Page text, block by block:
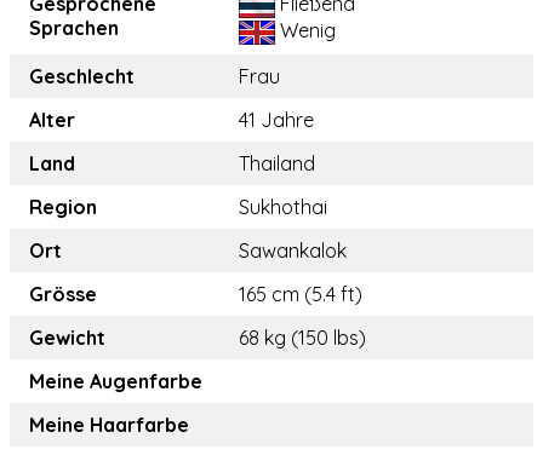
Sprachen
Wenig
Geschlecht
Frau
Alter
41 Jahre
Land
Thailand
Region
Sukhothai
Ort
Sawankalok
Grösse
165 cm (5.4 ft)
Gewicht
68 kg (150 lbs)
Meine Augenfarbe
Meine Haarfarbe